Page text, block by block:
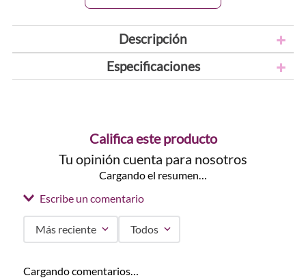
Descripción
Especificaciones
Califica este producto
Tu opinión cuenta para nosotros
Cargando el resumen…
Escribe un comentario
Más reciente Todos
Cargando comentarios…